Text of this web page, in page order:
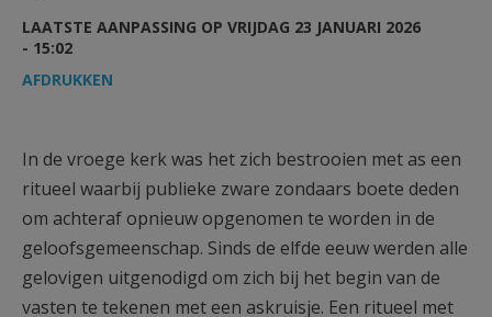
HULP
STARTPAGINA PORTAAL
AANMELDEN OF REGISTREREN
LAATSTE AANPASSING OP VRIJDAG 23 JANUARI 2026
- 15:02
AFDRUKKEN
In de vroege kerk was het zich bestrooien met as een
ritueel waarbij publieke zware zondaars boete deden
om achteraf opnieuw opgenomen te worden in de
geloofsgemeenschap. Sinds de elfde eeuw werden alle
gelovigen uitgenodigd om zich bij het begin van de
vasten te tekenen met een askruisje. Een ritueel met